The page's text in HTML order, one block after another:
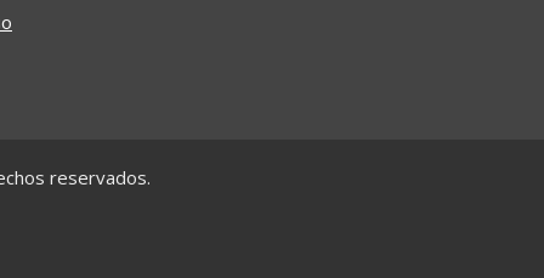
reservados.